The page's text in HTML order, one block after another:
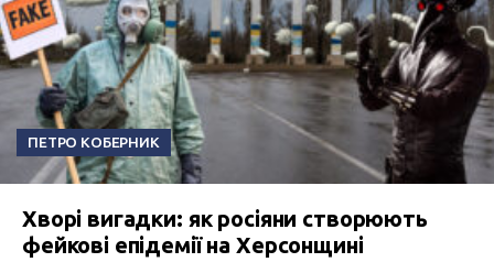
ПЕТРО КОБЕРНИК
Хворі вигадки: як росіяни створюють
фейкові епідемії на Херсонщині